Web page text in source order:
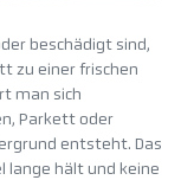
beschädigt sind,
zu einer frischen
man sich
Parkett oder
entsteht. Das
lange hält und keine